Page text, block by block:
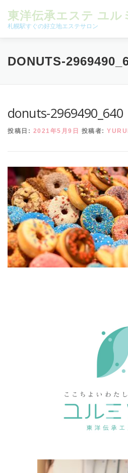
東洋伝承エステ ユル
札幌駅すぐの好立地エステサロン
初回限定お試しコース（ご新規様
オンラインメニュー アクセス
お客様の声 ご予約
DONUTS-
donuts-2969490_640
投稿日: 2021年5月9日 投稿者: